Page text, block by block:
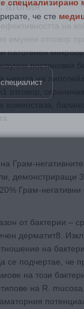
атопия
на
отговор
патогенен
постановки
на
Грам-
демонстриращи
Грам-негативни
от бактерии –
дерматит8.
на
се подчертае, че
на този
на R.